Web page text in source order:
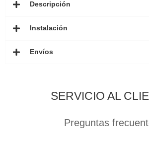
Descripción
Instalación
Envíos
SERVICIO AL
Preguntas